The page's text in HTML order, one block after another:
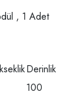
, 1 Adet
Derinlik
100